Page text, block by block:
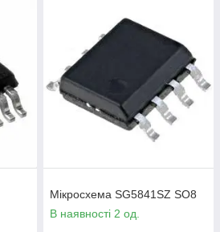
Мікросхема SG5841SZ SO8
В наявності 2 од.